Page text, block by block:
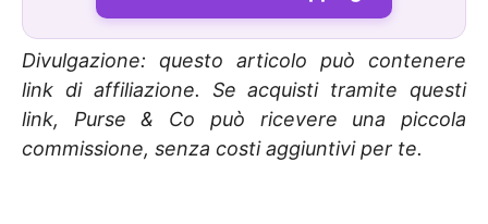
Divulgazione: questo articolo può contenere
link di affiliazione. Se acquisti tramite questi
link, Purse & Co può ricevere una piccola
commissione, senza costi aggiuntivi per te.